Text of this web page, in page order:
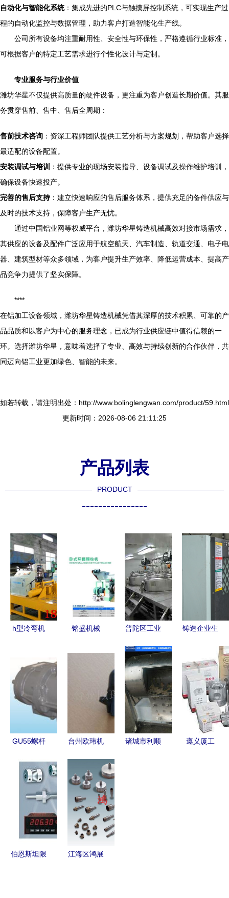
自动化与智能化系统：集成先进的PLC与触摸屏控制系统，可实现生产过
程的自动化监控与数据管理，助力客户打造智能化生产线。
公司所有设备均注重耐用性、安全性与环保性，严格遵循行业标准，
可根据客户的特定工艺需求进行个性化设计与定制。
专业服务与行业价值
潍坊华星不仅提供高质量的硬件设备，更注重为客户创造长期价值。其服
务贯穿售前、售中、售后全周期：
售前技术咨询 ：资深工程师团队提供工艺分析与方案规划，帮助客户选择
最适配的设备配置。
安装调试与培训
：提供专业的现场安装指导、设备调试及操作维护培训，
确保设备快速投产。
完善的售后支持：建立快速响应的售后服务体系，提供充足的备件供应与
及时的技术支持，保障客户生产无忧。
通过中国铝业网等权威平台，潍坊华星铸造机械高效对接市场需求，
其供应的设备及配件广泛应用于航空航天、汽车制造、轨道交通、电子电
器、建筑型材等众多领域，为客户提升生产效率、降低运营成本、提高产
品竞争力提供了坚实保障。
****
在铝加工设备领域，潍坊华星铸造机械凭借其深厚的技术积累、可靠的产
品品质和以客户为中心的服务理念，已成为行业供应链中值得信赖的一
环。选择潍坊华星，意味着选择了专业、高效与持续创新的合作伙伴，共
同迈向铝工业更加绿色、智能的未来。
如若转载，请注明出处：http://www.bolinglengwan.com/product/59.html
更新时间：2026-08-06 21:11:25
产品列表
PRODUCT
----------------
h型冷弯机
械设备及配
件采购指南
铭盛机械
行业智造升
普陀区工业
您的可靠物
资处理伙伴
铸造企业生
化生产线高
效运转
GU55螺杆
高效可靠的
机械及行业
设备核心组
件
台州欧玮机
生产线与农
机配件产品
列表全解析
诸城市利顺
遵义厦工
伯恩斯坦限
江海区鸿展